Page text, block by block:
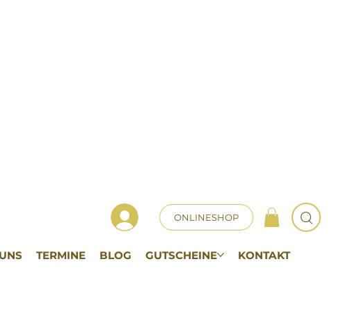
ONLINESHOP
TERMINE BLOG GUTSCHEINE KONTAKT